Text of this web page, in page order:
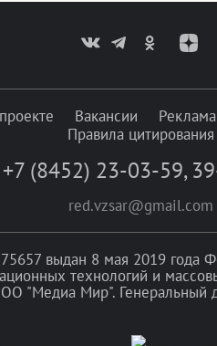
Вакансии Реклама
Правила цитирования
+7 (8452) 23-03-59,
red.vzsar@gmail.com
выдан 8 мая 2019 года
технологий и
"Медиа Мир".